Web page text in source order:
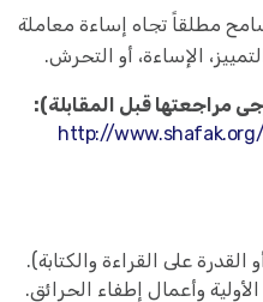
مطلقاً تجاه إساءة معاملة
الإساءة، أو التحرش.
مراجعتها قبل المقابلة):
http://
على القراءة والكتابة).
وأعمال إطفاء الحرائق.